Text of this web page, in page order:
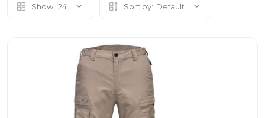
Show: 24 Sort by: Default